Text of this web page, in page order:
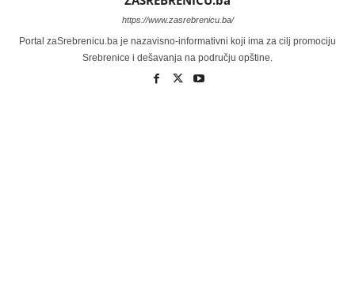
https://www.zasrebrenicu.ba/
Portal zaSrebrenicu.ba je nazavisno-informativni koji ima za cilj promociju
Srebrenice i dešavanja na području opštine.